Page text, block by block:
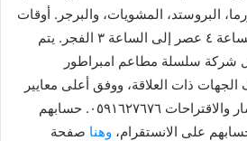
البروستد، المشويات، والبرجر. أوقات
العمل بجميع الفروع من الساعة ٤ عصر إلى الساعة ٣ الفجر. يتم
شركة سلسلة مطاعم امبراطور
ذات العلاقة، ووفق أعلى معايير
الجودة والسلامة. للاستفسار والاقتراحات ٠٥٩١٦٢٧٦٧٦. حسابهم
على الانستقرام، وهنا صفحة